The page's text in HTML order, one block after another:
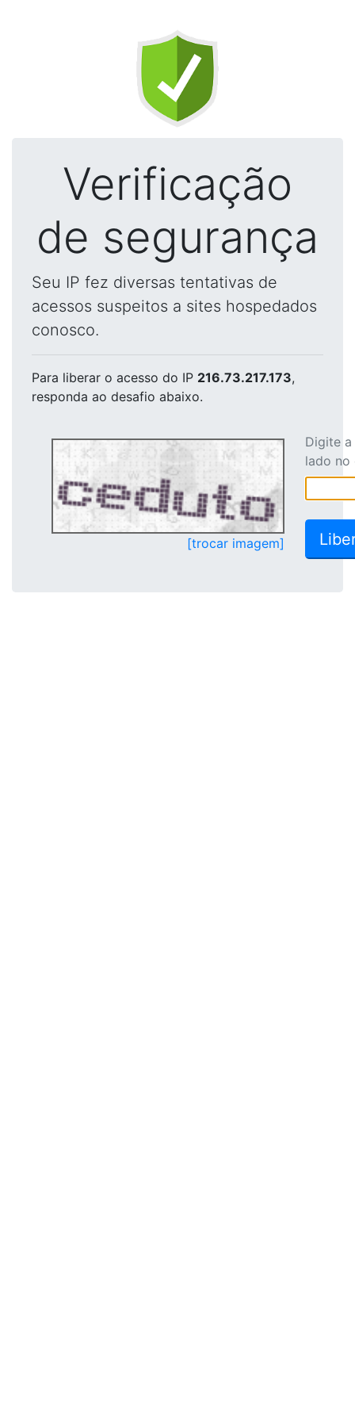
Verificação
de segurança
Seu IP fez diversas tentativas de
acessos suspeitos a sites hospedados
conosco.
Para liberar o acesso do IP 216.73.217.173,
responda ao desafio abaixo.
[trocar imagem]
Digite
lado no